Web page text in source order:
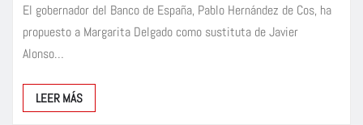
El gobernador del Banco de España, Pablo Hernández de Cos, ha
propuesto a Margarita Delgado como sustituta de Javier
Alonso…
LEER MÁS